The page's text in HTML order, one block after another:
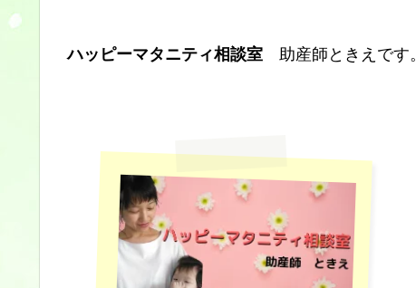
ハッピーマタニティ相談室 助産師ときえです。